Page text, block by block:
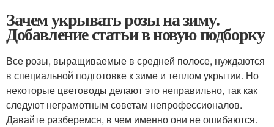
Зачем укрывать розы на зиму.
Добавление статьи в новую подборку
Все розы, выращиваемые в средней полосе, нуждаются
в специальной подготовке к зиме и теплом укрытии. Но
некоторые цветоводы делают это неправильно, так как
следуют неграмотным советам непрофессионалов.
Давайте разберемся, в чем именно они не ошибаются.